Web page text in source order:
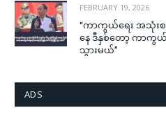
FEBRUARY 19, 2026
“ကာကွယ်ရေး အသုံး
နေ ဒီနှစ်တော့ ကာကွယ်
သွားမယ်”
ADS